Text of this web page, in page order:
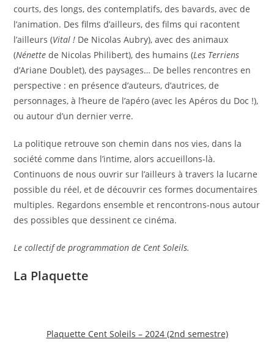
courts, des longs, des contemplatifs, des bavards, avec de
l’animation. Des films d’ailleurs, des films ­qui racontent
l’ailleurs (Vital ! De Nicolas Aubry), avec des animaux
(Nénette de Nicolas Philibert), des humains (Les Terriens
d’Ariane Doublet), des paysages… De belles rencontres en
perspective : en présence d’auteurs, d’autrices, de
personnages, à l’heure de l’apéro (avec les Apéros du Doc !),
ou autour d’un dernier verre.
La politique retrouve son chemin dans nos vies, dans la
société comme dans l’intime, alors accueillons-là.
Continuons de nous ouvrir sur l’ailleurs à travers la lucarne
possible du réel, et de découvrir ces formes documentaires
multiples. Regardons ensemble et rencontrons-nous autour
des possibles que dessinent ce cinéma.
Le collectif de programmation de Cent Soleils.
La Plaquette
Plaquette Cent Soleils – 2024 (2nd semestre)